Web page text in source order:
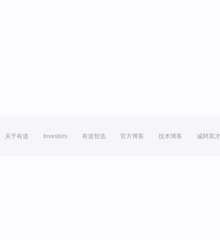
关于有道 Investors 有道智选 官方博客 技术博客 诚聘英才